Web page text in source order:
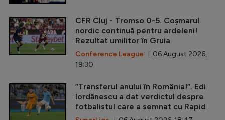
CFR Cluj - Tromso 0-5. Coșmarul
nordic continuă pentru ardeleni!
Rezultat umilitor în Gruia
Conference League | 06 August 2026,
19:30
”Transferul anului în România!”. Edi
Iordănescu a dat verdictul despre
fotbalistul care a semnat cu Rapid